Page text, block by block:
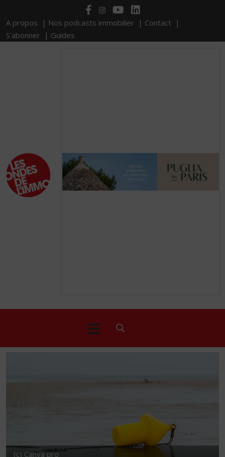
A propos | Nos podcasts immobilier | Contact |
S'abonner | Guides
(c) Canva pro